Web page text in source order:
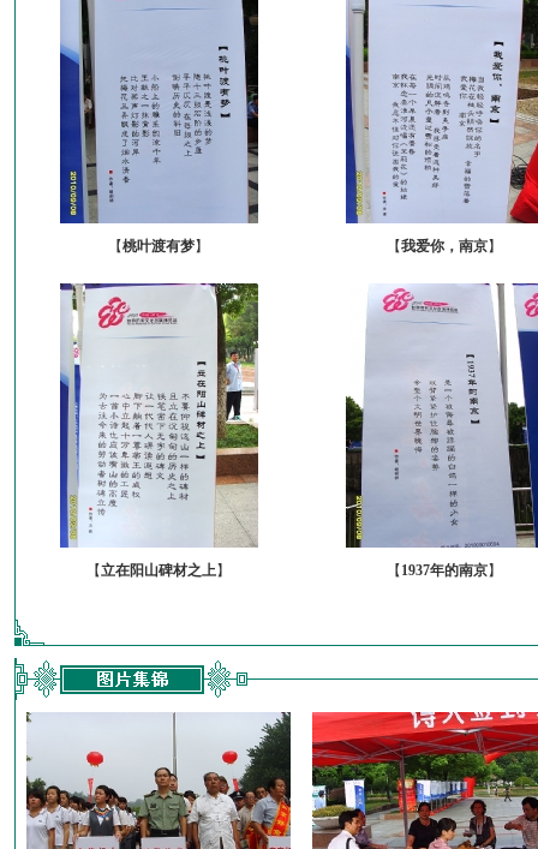
【桃叶渡有梦】 【我爱你，南京】
【立在阳山碑材之上】 【 1937年的南京】